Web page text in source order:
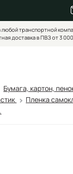
любой транспортной
доставка в ПВЗ от 3
Бумага, картон,
Пленка